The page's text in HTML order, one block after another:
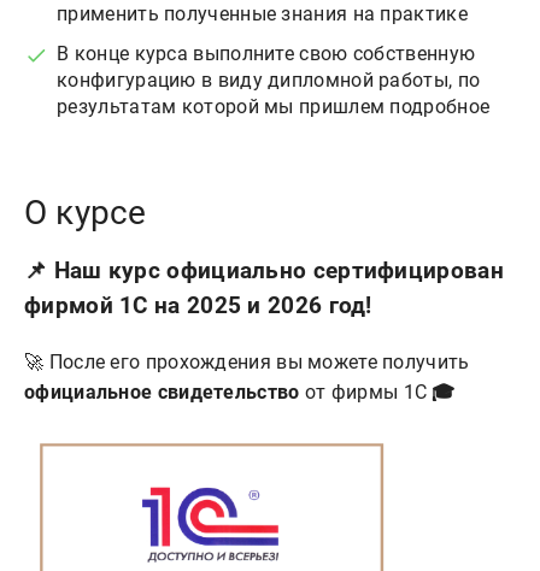
применить полученные знания на практике
В конце курса выполните свою собственную
конфигурацию в виду дипломной работы, по
результатам которой мы пришлем подробное
О курсе
📌 Наш курс официально сертифицирован
фирмой 1С на 2025 и 2026 год!
🚀 После его прохождения вы можете получить
официальное свидетельство от фирмы 1С 🎓